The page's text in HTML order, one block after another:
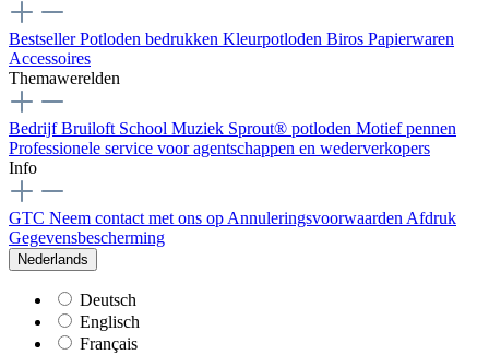
BestsellerPotloden bedrukken Kleurpotloden Biros Papierwaren
Accessoires
Themawerelden
BedrijfBruiloft School Muziek Sprout® potloden Motief pennen
Professionele service voor agentschappen en wederverkopers
Info
GTC Neem contact met ons op Annuleringsvoorwaarden Afdruk
Gegevensbescherming
Nederlands
Deutsch
Englisch
Français